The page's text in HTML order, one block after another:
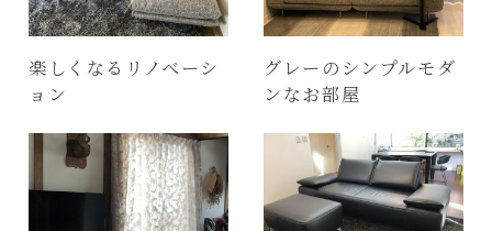
楽しくなるリノベーシ
ョン
グレーのシンプルモダ
ンなお部屋